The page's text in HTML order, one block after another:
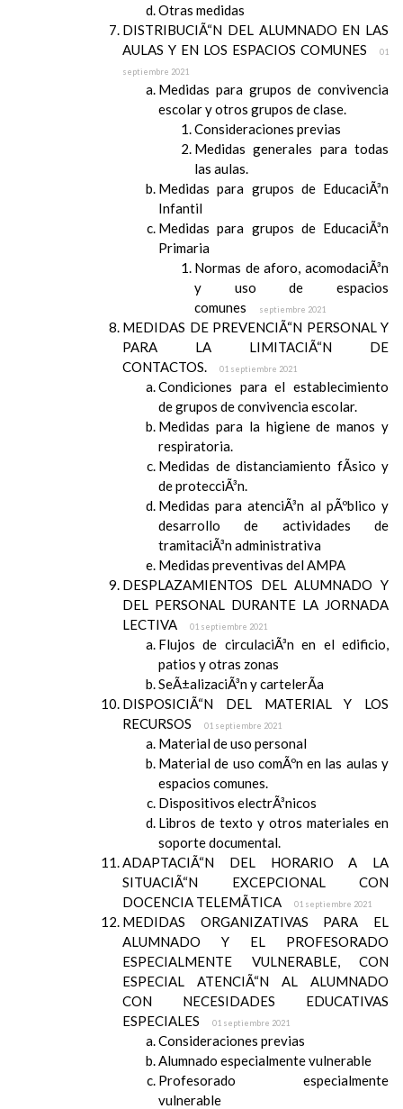
Otras medidas
DISTRIBUCIÃ“N DEL ALUMNADO EN LAS
AULAS Y EN LOS ESPACIOS COMUNES
01
septiembre 2021
Medidas para grupos de convivencia
escolar y otros grupos de clase.
Consideraciones previas
Medidas generales para todas
las aulas.
Medidas para grupos de EducaciÃ³n
Infantil
Medidas para grupos de EducaciÃ³n
Primaria
Normas de aforo, acomodaciÃ³n
y uso de espacios
comunes
septiembre 2021
MEDIDAS DE PREVENCIÃ“N PERSONAL Y
PARA LA LIMITACIÃ“N DE
CONTACTOS.
01 septiembre 2021
Condiciones para el establecimiento
de grupos de convivencia escolar.
Medidas para la higiene de manos y
respiratoria.
Medidas de distanciamiento fÃ­sico y
de protecciÃ³n.
Medidas para atenciÃ³n al pÃºblico y
desarrollo de actividades de
tramitaciÃ³n administrativa
Medidas preventivas del AMPA
DESPLAZAMIENTOS DEL ALUMNADO Y
DEL PERSONAL DURANTE LA JORNADA
LECTIVA
01 septiembre 2021
Flujos de circulaciÃ³n en el edificio,
patios y otras zonas
SeÃ±alizaciÃ³n y cartelerÃ­a
DISPOSICIÃ“N DEL MATERIAL Y LOS
RECURSOS
01 septiembre 2021
Material de uso personal
Material de uso comÃºn en las aulas y
espacios comunes.
Dispositivos electrÃ³nicos
Libros de texto y otros materiales en
soporte documental.
ADAPTACIÃ“N DEL HORARIO A LA
SITUACIÃ“N EXCEPCIONAL CON
DOCENCIA TELEMÃTICA
01 septiembre 2021
MEDIDAS ORGANIZATIVAS PARA EL
ALUMNADO Y EL PROFESORADO
ESPECIALMENTE VULNERABLE, CON
ESPECIAL ATENCIÃ“N AL ALUMNADO
CON NECESIDADES EDUCATIVAS
ESPECIALES
01 septiembre 2021
Consideraciones previas
Alumnado especialmente vulnerable
Profesorado especialmente
vulnerable